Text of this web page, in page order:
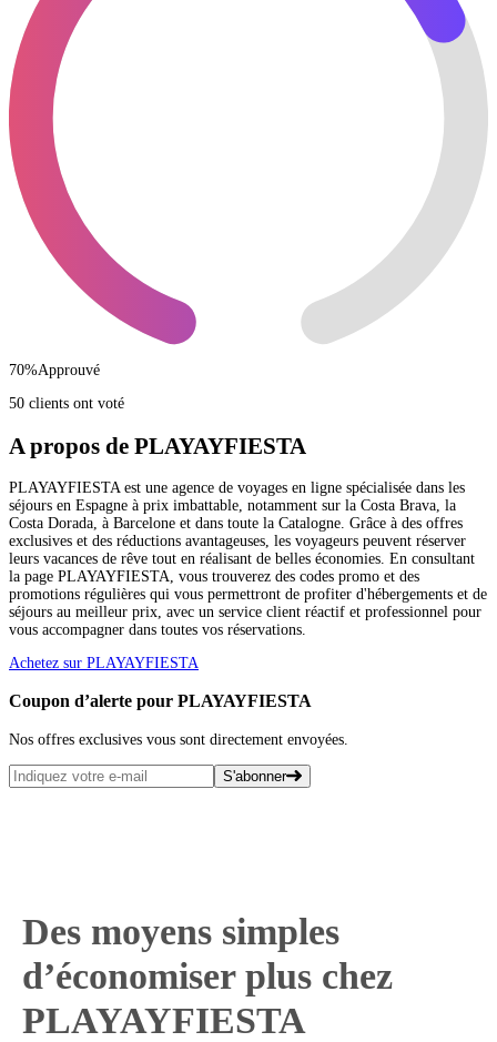
70%Approuvé
50 clients ont voté
A propos de PLAYAYFIESTA
PLAYAYFIESTA est une agence de voyages en ligne spécialisée dans les
séjours en Espagne à prix imbattable, notamment sur la Costa Brava, la
Costa Dorada, à Barcelone et dans toute la Catalogne. Grâce à des offres
exclusives et des réductions avantageuses, les voyageurs peuvent réserver
leurs vacances de rêve tout en réalisant de belles économies. En consultant
la page PLAYAYFIESTA, vous trouverez des codes promo et des
promotions régulières qui vous permettront de profiter d'hébergements et de
séjours au meilleur prix, avec un service client réactif et professionnel pour
vous accompagner dans toutes vos réservations.
Achetez sur PLAYAYFIESTA
Coupon d’alerte pour PLAYAYFIESTA
Nos offres exclusives vous sont directement envoyées.
S'abonner
Des moyens simples
d’économiser plus chez
PLAYAYFIESTA